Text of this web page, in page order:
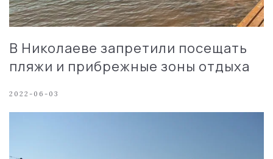
В Николаеве запретили посещать
пляжи и прибрежные зоны отдыха
2022-06-03